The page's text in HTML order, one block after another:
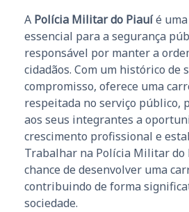
A Polícia Militar do Piauíé
essencial para a segurança
responsável por manter a
cidadãos. Com um histórico de
compromisso, oferece uma
respeitada no serviço público,
aos seus integrantes a
crescimento profissional e
Trabalhar na Polícia Militar do
chance de desenvolver uma
contribuindo de forma
sociedade.